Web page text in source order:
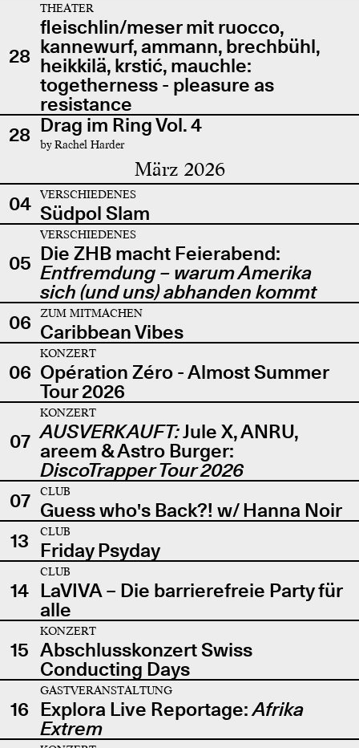
28
THEATER
fleischlin/meser mit ruocco,
kannewurf, ammann, brechbühl,
heikkilä, krstić, mauchle:
togetherness - pleasure as
resistance
28 Drag im Ring Vol. 4
by Rachel Harder
März 2026
04 VERSCHIEDENES
Südpol Slam
05
VERSCHIEDENES
Die ZHB macht Feierabend:
Entfremdung – warum Amerika
sich (und uns) abhanden kommt
06
ZUM MITMACHEN
Caribbean Vibes
06
KONZERT
Opération Zéro - Almost Summer
Tour 2026
07
KONZERT
AUSVERKAUFT:Jule X, ANRU,
areem & Astro Burger:
DiscoTrapper Tour 2026
07
CLUB
Guess who's Back?! w/ Hanna Noir
13
CLUB
Friday Psyday
14
CLUB
LaVIVA – Die barrierefreie Party für
alle
15
KONZERT
Abschlusskonzert Swiss
Conducting Days
16
GASTVERANSTALTUNG
Explora Live Reportage:Afrika
Extrem